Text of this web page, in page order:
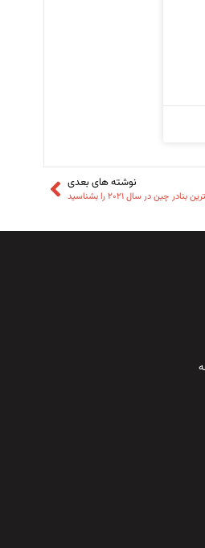
نوشته های بعدی
بنادر چین در سال ۲۰۲۱ را بشناسید